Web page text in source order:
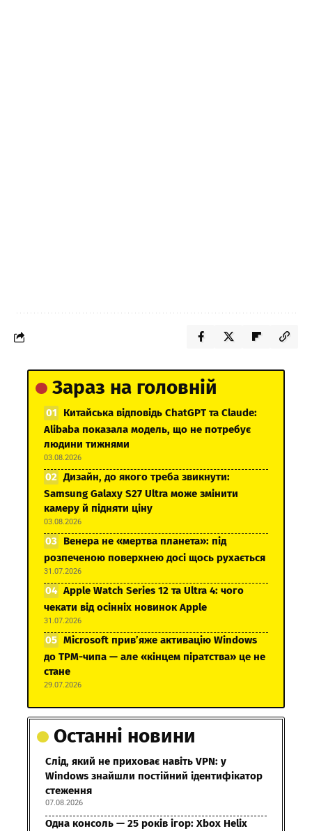
Зараз на головній
Китайська відповідь ChatGPT та Claude:
Alibaba показала модель, що не потребує
людини тижнями
03.08.2026
Дизайн, до якого треба звикнути:
Samsung Galaxy S27 Ultra може змінити
камеру й підняти ціну
03.08.2026
Венера не «мертва планета»: під
розпеченою поверхнею досі щось рухається
31.07.2026
Apple Watch Series 12 та Ultra 4: чого
чекати від осінніх новинок Apple
31.07.2026
Microsoft прив’яже активацію Windows
до TPM-чипа — але «кінцем піратства» це не
стане
29.07.2026
Останні новини
Слід, який не приховає навіть VPN: у
Windows знайшли постійний ідентифікатор
стеження
07.08.2026
Одна консоль — 25 років ігор: Xbox Helix